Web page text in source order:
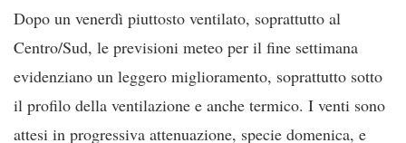
Dopo un venerdì piuttosto ventilato, soprattutto al
Centro/Sud, le previsioni meteo per il fine settimana
evidenziano un leggero miglioramento, soprattutto sotto
il profilo della ventilazione e anche termico. I venti sono
attesi in progressiva attenuazione, specie domenica, e